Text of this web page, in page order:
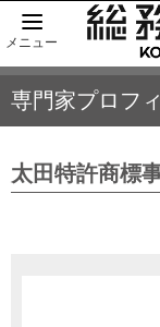
メニュー
専門家プロフ
太田特許商標